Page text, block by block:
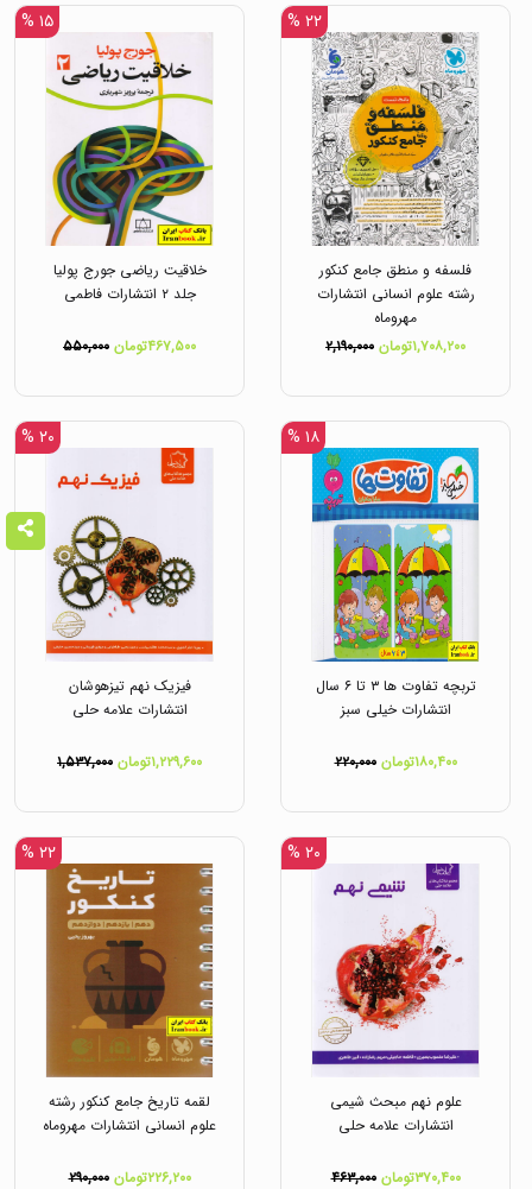
۲۲ %
فلسفه و منطق جامع کنکور
رشته علوم انسانی انتشارات
مهروماه
۱,۷۰۸,۲۰۰تومان
۲,۱۹۰,۰۰۰
۱۵ %
خلاقیت ریاضی جورج پولیا
جلد ۲ انتشارات فاطمی
۴۶۷,۵۰۰تومان ۵۵۰,۰۰۰
۱۸ %
تربچه تفاوت ها ۳ تا ۶ سال
انتشارات خیلی سبز
۱۸۰,۴۰۰تومان ۲۲۰,۰۰۰
۲۰ %
فیزیک نهم تیزهوشان
انتشارات علامه حلی
۱,۲۲۹,۶۰۰تومان ۱,۵۳۷,۰۰۰
۲۰ %
علوم نهم مبحث شیمی
انتشارات علامه حلی
۳۷۰,۴۰۰تومان ۴۶۳,۰۰۰
۲۲ %
لقمه تاریخ جامع کنکور رشته
علوم انسانی انتشارات مهروماه
۲۲۶,۲۰۰تومان ۲۹۰,۰۰۰